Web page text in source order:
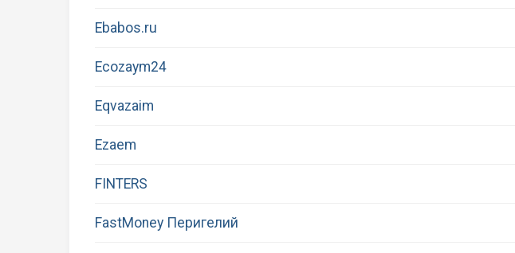
Ebabos.ru
Ecozaym24
Eqvazaim
Ezaem
FINTERS
FastMoney Перигелий